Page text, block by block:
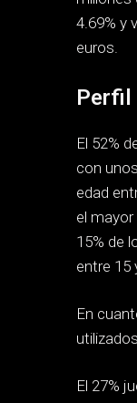
4.69% y
euros.
Perfil
El 52%
con
edad
el
15% de
entre 15
En
El 27%